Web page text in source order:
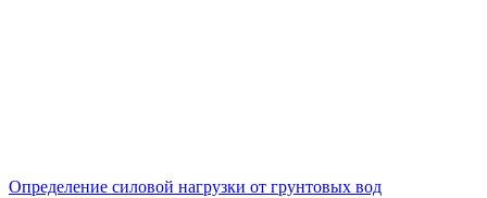
Определение силовой нагрузки от грунтовых вод